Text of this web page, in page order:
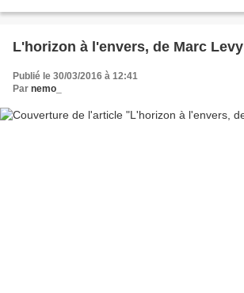
L'horizon à l'envers, de Marc Levy
Publié le 30/03/2016 à 12:41
Par nemo_